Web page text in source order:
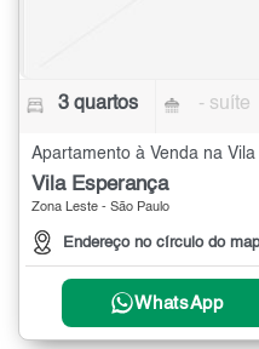
3 quartos - suíte
Apartamento à Venda na
Vila Esperança
Zona Leste - São Paulo
Endereço no círculo do
WhatsApp